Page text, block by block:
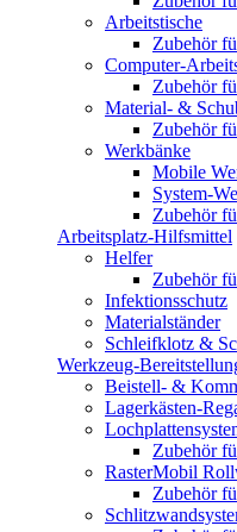
Arbeitstische
Zubehör
Computer-
Zubehör
Material- &
Zubehör
Werkbänke
Mobile
System-
Zubehör
Arbeitsplatz-Hilfsmittel
Helfer
Zubehör
Infektionsschutz
Materialständer
Schleifklotz &
Werkzeug-
Beistell- &
Lagerkästen-
Zubehör
RasterMobil
Zubehör